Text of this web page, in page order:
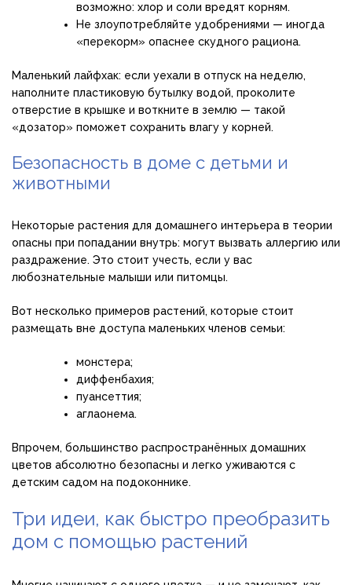
возможно: хлор и соли вредят корням.
Не злоупотребляйте удобрениями — иногда
«перекорм» опаснее скудного рациона.
Маленький лайфхак: если уехали в отпуск на неделю,
наполните пластиковую бутылку водой, проколите
отверстие в крышке и воткните в землю — такой
«дозатор» поможет сохранить влагу у корней.
Безопасность в доме с детьми и
животными
Некоторые растения для домашнего интерьера в теории
опасны при попадании внутрь: могут вызвать аллергию или
раздражение. Это стоит учесть, если у вас
любознательные малыши или питомцы.
Вот несколько примеров растений, которые стоит
размещать вне доступа маленьких членов семьи:
монстера;
диффенбахия;
пуансеттия;
аглаонема.
Впрочем, большинство распространённых домашних
цветов абсолютно безопасны и легко уживаются с
детским садом на подоконнике.
Три идеи, как быстро преобразить
дом с помощью растений